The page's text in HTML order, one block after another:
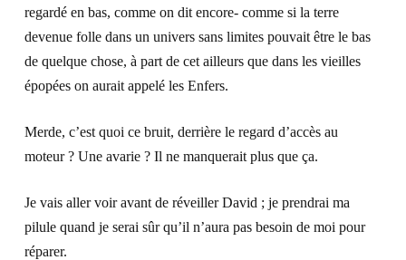
regardé en bas, comme on dit encore- comme si la terre
devenue folle dans un univers sans limites pouvait être le bas
de quelque chose, à part de cet ailleurs que dans les vieilles
épopées on aurait appelé les Enfers.
Merde, c’est quoi ce bruit, derrière le regard d’accès au
moteur ? Une avarie ? Il ne manquerait plus que ça.
Je vais aller voir avant de réveiller David ; je prendrai ma
pilule quand je serai sûr qu’il n’aura pas besoin de moi pour
réparer.